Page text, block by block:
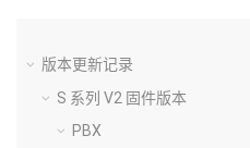
版本更新记录
S 系列 V2 固件版本
PBX